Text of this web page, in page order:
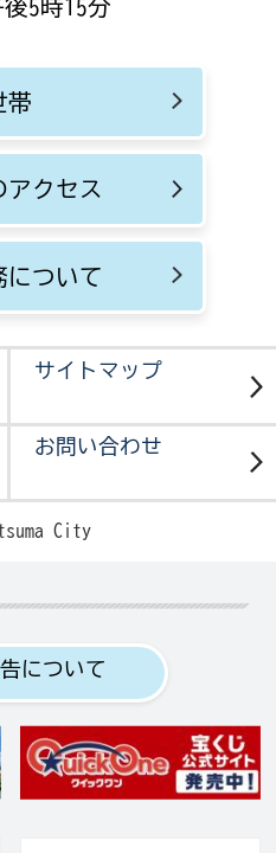
5時15分
帯
アクセス
について
サイトマップ
お問い合わせ
City
について